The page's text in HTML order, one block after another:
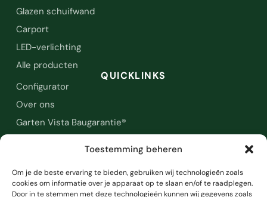
Toestemming beheren
Om je de beste ervaring te bieden, gebruiken wij technologieën zoals
cookies om informatie over je apparaat op te slaan en/of te raadplegen.
Door in te stemmen met deze technologieën kunnen wij gegevens zoals
Glazen schuifwand
Carport
LED-verlichting
Alle producten
QUICKLINKS
Configurator
Over ons
Garten Vista Baugarantie®
JURIDISCH
Privacyverklaring